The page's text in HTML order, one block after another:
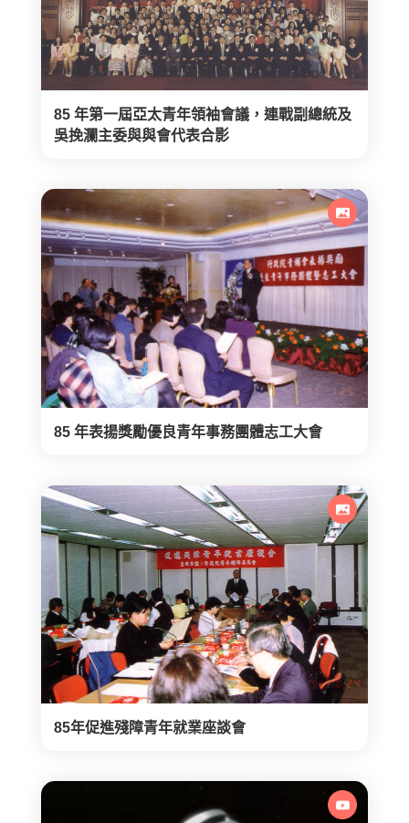
85 年第一屆亞太青年領袖會議，連戰副總統及
吳挽瀾主委與與會代表合影
85 年表揚獎勵優良青年事務團體志工大會
85年促進殘障青年就業座談會